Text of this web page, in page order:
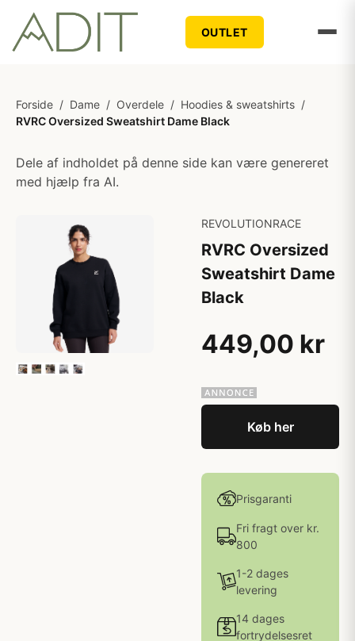
OUTLET
Forside / Dame / Overdele / Hoodies & sweatshirts /
RVRC Oversized Sweatshirt Dame Black
Dele af indholdet på denne side kan være genereret
med hjælp fra AI.
REVOLUTIONRACE
RVRC Oversized
Sweatshirt Dame
Black
449,00 kr
Køb her
Prisgaranti
Fri fragt over kr.
800
1-2 dages
levering
14 dages
fortrydelsesret